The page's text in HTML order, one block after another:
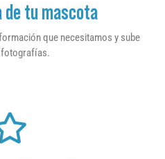
de tu mascota
que necesitamos y sube
fotografías.